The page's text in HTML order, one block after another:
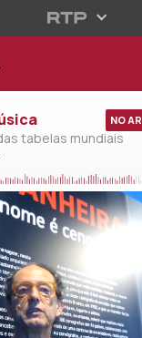
tabelas mundiais
NO AR